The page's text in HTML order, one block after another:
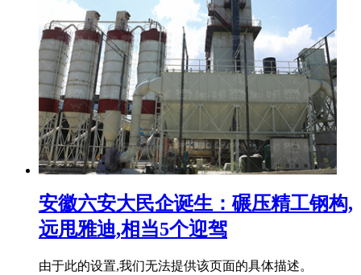
安徽六安大民企诞生：碾压精工钢构,
远甩雅迪,相当5个迎驾
由于此的设置,我们无法提供该页面的具体描述。